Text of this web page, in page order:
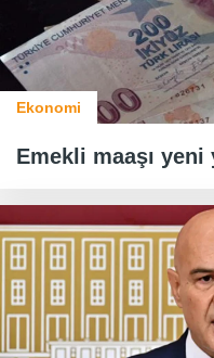
Ekonomi
Emekli maaşı yeni